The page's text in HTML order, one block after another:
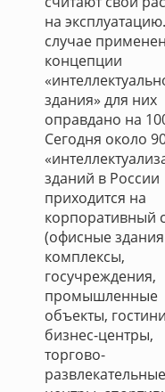
на
случае
концепции
здания» для них
оправдано на
Сегодня около
зданий в России
приходится на
корпоративный
(офисные
комплексы,
госучреждения,
промышленные
объекты,
бизнес-центры,
торгово-
развлекательные